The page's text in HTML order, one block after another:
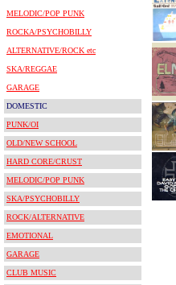
MELODIC/POP PUNK
ROCKA/PSYCHOBILLY
ALTERNATIVE/ROCK etc
SKA/REGGAE
GARAGE
DOMESTIC
PUNK/OI
OLD/NEW SCHOOL
HARD CORE/CRUST
MELODIC/POP PUNK
SKA/PSYCHOBILLY
ROCK/ALTERNATIVE
EMOTIONAL
GARAGE
CLUB MUSIC